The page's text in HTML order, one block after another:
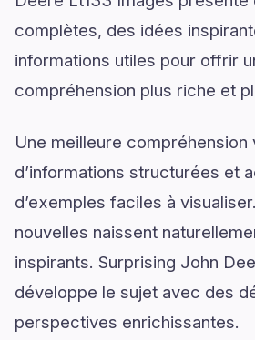
complètes, des idées
informations utiles pour offrir
compréhension plus riche et
Une meilleure compréhension
d’informations structurées et
d’exemples faciles à
nouvelles naissent
inspirants. Surprising John
développe le sujet avec des
perspectives enrichissantes.